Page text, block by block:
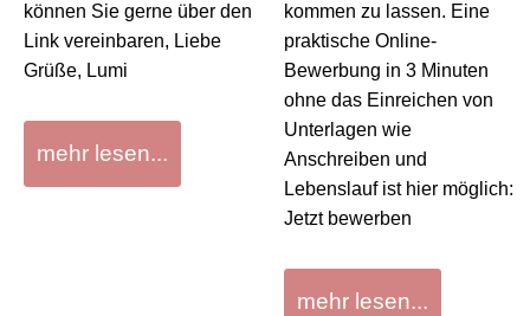
können Sie gerne über den
Link vereinbaren, Liebe
Grüße, Lumi
mehr lesen...
kommen zu lassen. Eine
praktische Online-
Bewerbung in 3 Minuten
ohne das Einreichen von
Unterlagen wie
Anschreiben und
Lebenslauf ist hier möglich:
Jetzt bewerben
mehr lesen...